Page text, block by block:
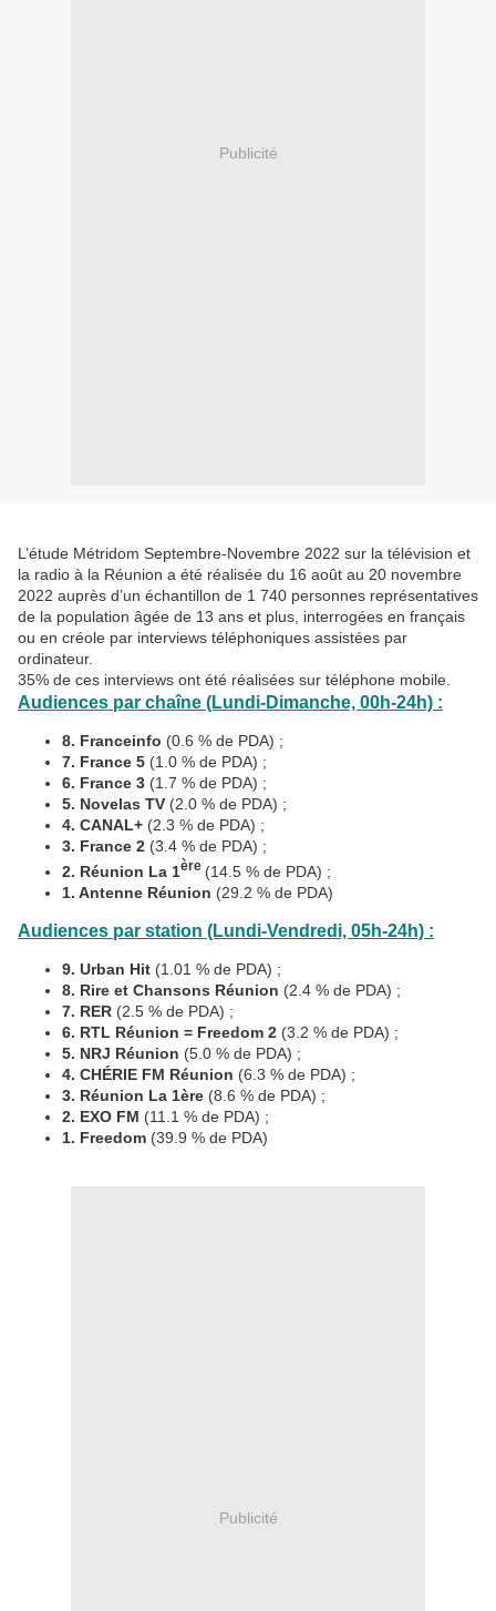
Publicité
L’étude Métridom Septembre-Novembre 2022 sur la télévision et
la radio à la Réunion a été réalisée du 16 août au 20 novembre
2022 auprès d’un échantillon de 1 740 personnes représentatives
de la population âgée de 13 ans et plus, interrogées en français
ou en créole par interviews téléphoniques assistées par
ordinateur.
35% de ces interviews ont été réalisées sur téléphone mobile.
Audiences par chaîne (Lundi-Dimanche, 00h-24h) :
8. Franceinfo (0.6 % de PDA) ;
7. France 5 (1.0 % de PDA) ;
6. France 3 (1.7 % de PDA) ;
5. Novelas TV (2.0 % de PDA) ;
4. CANAL+ (2.3 % de PDA) ;
3. France 2 (3.4 % de PDA) ;
2. Réunion La 1ère (14.5 % de PDA) ;
1. Antenne Réunion (29.2 % de PDA)
Audiences par station (Lundi-Vendredi, 05h-24h) :
9. Urban Hit (1.01 % de PDA) ;
8. Rire et Chansons Réunion (2.4 % de PDA) ;
7. RER (2.5 % de PDA) ;
6. RTL Réunion = Freedom 2 (3.2 % de PDA) ;
5. NRJ Réunion (5.0 % de PDA) ;
4. CHÉRIE FM Réunion (6.3 % de PDA) ;
3. Réunion La 1ère (8.6 % de PDA) ;
2. EXO FM (11.1 % de PDA) ;
1. Freedom (39.9 % de PDA)
Publicité